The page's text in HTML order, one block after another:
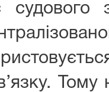
судового